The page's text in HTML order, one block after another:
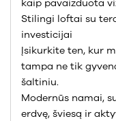
kaip pavaizduota
Stilingi loftai su
investicijai
Įsikurkite ten, kur
tampa ne tik
šaltiniu.
Modernūs namai,
erdvę, šviesą ir